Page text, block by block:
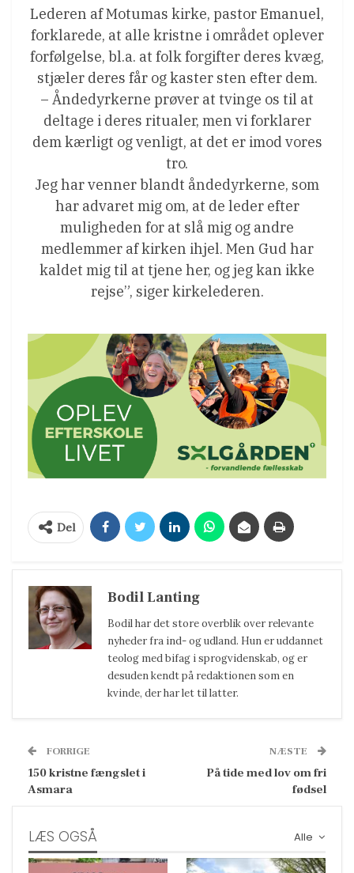
Lederen af Motumas kirke, pastor Emanuel,
forklarede, at alle kristne i området oplever
forfølgelse, bl.a. at folk forgifter deres kvæg,
stjæler deres får og kaster sten efter dem.
– Åndedyrkerne prøver at tvinge os til at
deltage i deres ritualer, men vi forklarer
dem kærligt og venligt, at det er imod vores
tro.
Jeg har venner blandt åndedyrkerne, som
har advaret mig om, at de leder efter
muligheden for at slå mig og andre
medlemmer af kirken ihjel. Men Gud har
kaldet mig til at tjene her, og jeg kan ikke
rejse”, siger kirkelederen.
Del
Bodil Lanting
Bodil har det store overblik over relevante
nyheder fra ind- og udland. Hun er uddannet
teolog med bifag i sprogvidenskab, og er
desuden kendt på redaktionen som en
kvinde, der har let til latter.
FORRIGE
150 kristne fængslet i
Asmara
NÆSTE
På tide med lov om fri
fødsel
Alle
LÆS OGSÅ